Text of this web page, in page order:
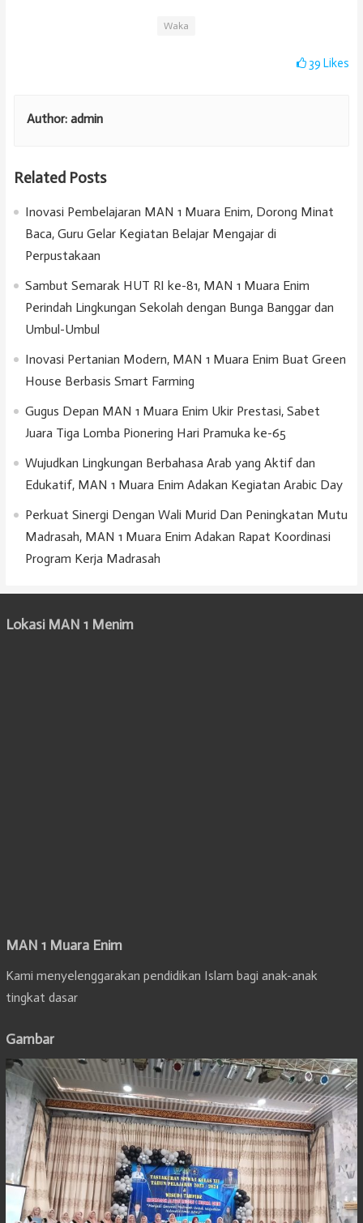
Waka
39Likes
Author: admin
Related Posts
Inovasi Pembelajaran MAN 1 Muara Enim, Dorong Minat
Baca, Guru Gelar Kegiatan Belajar Mengajar di
Perpustakaan
Sambut Semarak HUT RI ke-81, MAN 1 Muara Enim
Perindah Lingkungan Sekolah dengan Bunga Banggar dan
Umbul-Umbul
Inovasi Pertanian Modern, MAN 1 Muara Enim Buat Green
House Berbasis Smart Farming
Gugus Depan MAN 1 Muara Enim Ukir Prestasi, Sabet
Juara Tiga Lomba Pionering Hari Pramuka ke-65
Wujudkan Lingkungan Berbahasa Arab yang Aktif dan
Edukatif, MAN 1 Muara Enim Adakan Kegiatan Arabic Day
Perkuat Sinergi Dengan Wali Murid Dan Peningkatan Mutu
Madrasah, MAN 1 Muara Enim Adakan Rapat Koordinasi
Program Kerja Madrasah
Lokasi MAN 1 Menim
MAN 1 Muara Enim
Kami menyelenggarakan pendidikan Islam bagi anak-anak
tingkat dasar
Gambar